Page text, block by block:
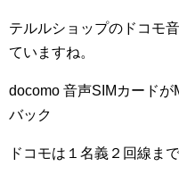
テルルショップのドコモ
ていますね。
docomo 音声SIMカードが
バック
ドコモは１名義２回線ま